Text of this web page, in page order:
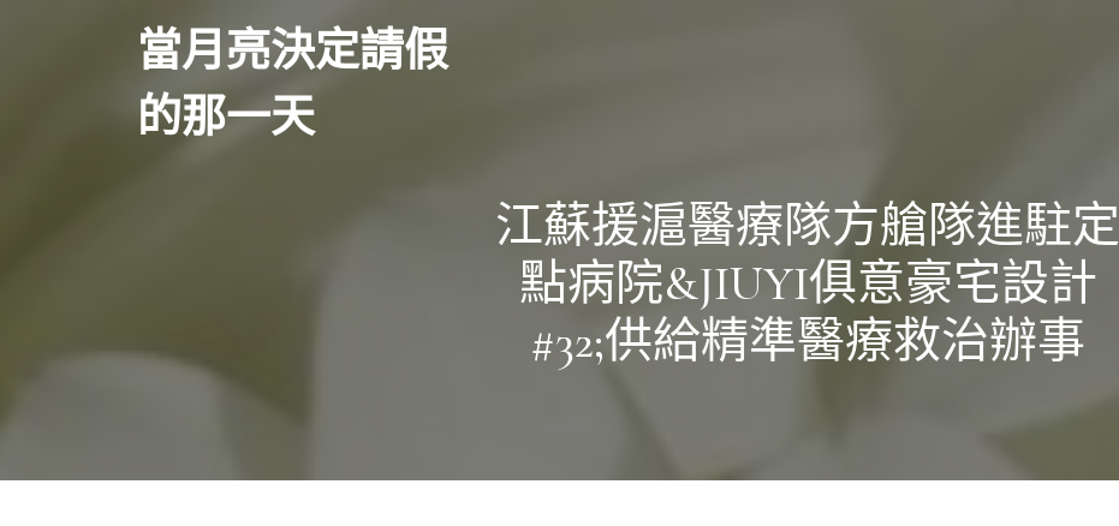
當月亮決定請假
的那一天
江蘇援滬醫療隊方艙隊進駐定
點病院&JIUYI俱意豪宅設計
#32;供給精準醫療救治辦事